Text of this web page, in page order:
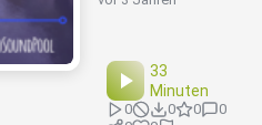
33
Minuten
0 0 0
0